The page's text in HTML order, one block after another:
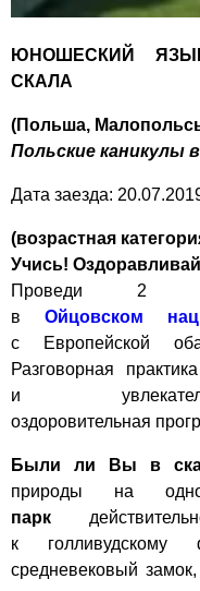
ЮНОШЕСКИЙ
СКАЛА
(Польша,
Польские каникулы
Дата заезда:
(возрастная
Учись!
Проведи 2
в Ойцовском
с Европейской
Разговорная
и
оздоровительная
Были ли Вы в
природы на
парк
к
средневековый